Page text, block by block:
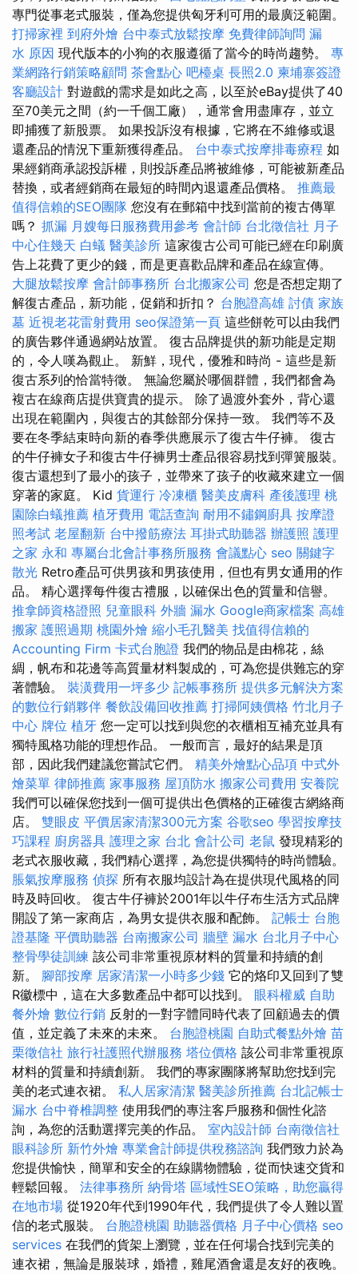
專門從事老式服裝，僅為您提供匈牙利可用的最廣泛範圍。
打掃家裡 到府外燴 台中泰式放鬆按摩 免費律師詢問 漏
水 原因 現代版本的小狗的衣服遵循了當今的時尚趨勢。 專
業網路行銷策略顧問 茶會點心 吧檯桌 長照2.0 柬埔寨簽證
客廳設計 對遊戲的需求是如此之高，以至於eBay提供了40
至70美元之間（約一千個工廠），通常會用盡庫存，並立
即捕獲了新股票。 如果投訴沒有根據，它將在不維修或退
還產品的情況下重新獲得產品。 台中泰式按摩排毒療程 如
果經銷商承認投訴權，則投訴產品將被維修，可能被新產品
替換，或者經銷商在最短的時間內退還產品價格。 推薦最
值得信賴的SEO團隊 您沒有在郵箱中找到當前的複古傳單
嗎？ 抓漏 月嫂每日服務費用參考 會計師 台北徵信社 月子
中心住幾天 白蟻 醫美診所 這家復古公司可能已經在印刷廣
告上花費了更少的錢，而是更喜歡品牌和產品在線宣傳。
大腿放鬆按摩 會計師事務所 台北搬家公司 您是否想定期了
解復古產品，新功能，促銷和折扣？ 台胞證高雄 討債 家族
墓 近視老花雷射費用 seo保證第一頁 這些餅乾可以由我們
的廣告夥伴通過網站放置。 復古品牌提供的新功能是定期
的，令人嘆為觀止。 新鮮，現代，優雅和時尚 - 這些是新
復古系列的恰當特徵。 無論您屬於哪個群體，我們都會為
複古在線商店提供寶貴的提示。 除了過渡外套外，背心還
出現在範圍內，與復古的其餘部分保持一致。 我們等不及
要在冬季結束時向新的春季供應展示了復古牛仔褲。 復古
的牛仔褲女子和復古牛仔褲男士產品很容易找到彈簧服裝。
復古還想到了最小的孩子，並帶來了孩子的收藏來建立一個
穿著的家庭。 Kid 貨運行 冷凍櫃 醫美皮膚科 產後護理 桃
園除白蟻推薦 植牙費用 電話查詢 耐用不鏽鋼廚具 按摩證
照考試 老屋翻新 台中撥筋療法 耳掛式助聽器 辦護照 護理
之家 永和 專屬台北會計事務所服務 會議點心 seo 關鍵字
散光 Retro產品可供男孩和男孩使用，但也有男女通用的作
品。 精心選擇每件復古禮服，以確保出色的質量和信譽。
推拿師資格證照 兒童眼科 外牆 漏水 Google商家檔案 高雄
搬家 護照過期 桃園外燴 縮小毛孔醫美 找值得信賴的
Accounting Firm 卡式台胞證 我們的物品是由棉花，絲
綢，帆布和花邊等高質量材料製成的，可為您提供難忘的穿
著體驗。 裝潢費用一坪多少 記帳事務所 提供多元解決方案
的數位行銷夥伴 餐飲設備回收推薦 打掃阿姨價格 竹北月子
中心 牌位 植牙 您一定可以找到與您的衣櫃相互補充並具有
獨特風格功能的理想作品。 一般而言，最好的結果是頂
部，因此我們建議您嘗試它們。 精美外燴點心品項 中式外
燴菜單 律師推薦 家事服務 屋頂防水 搬家公司費用 安養院
我們可以確保您找到一個可提供出色價格的正確復古網絡商
店。 雙眼皮 平價居家清潔300元方案 谷歌seo 學習按摩技
巧課程 廚房器具 護理之家 台北 會計公司 老鼠 發現精彩的
老式衣服收藏，我們精心選擇，為您提供獨特的時尚體驗。
脹氣按摩服務 偵探 所有衣服均設計為在提供現代風格的同
時及時回收。 復古牛仔褲於2001年以牛仔布生活方式品牌
開設了第一家商店，為男女提供衣服和配飾。 記帳士 台胞
證基隆 平價助聽器 台南搬家公司 牆壁 漏水 台北月子中心
整骨學徒訓練 該公司非常重視原材料的質量和持續的創
新。 腳部按摩 居家清潔一小時多少錢 它的烙印又回到了雙
R徽標中，這在大多數產品中都可以找到。 眼科權威 自助
餐外燴 數位行銷 反射的一對字體同時代表了回顧過去的價
值，並定義了未來的未來。 台胞證桃園 自助式餐點外燴 苗
栗徵信社 旅行社護照代辦服務 塔位價格 該公司非常重視原
材料的質量和持續創新。 我們的專家團隊將幫助您找到完
美的老式連衣裙。 私人居家清潔 醫美診所推薦 台北記帳士
漏水 台中脊椎調整 使用我們的專注客戶服務和個性化諮
詢，為您的活動選擇完美的作品。 室內設計師 台南徵信社
眼科診所 新竹外燴 專業會計師提供稅務諮詢 我們致力於為
您提供愉快，簡單和安全的在線購物體驗，從而快速交貨和
輕鬆回報。 法律事務所 納骨塔 區域性SEO策略，助您贏得
在地市場 從1920年代到1990年代，我們提供了令人難以置
信的老式服裝。 台胞證桃園 助聽器價格 月子中心價格 seo
services 在我們的貨架上瀏覽，並在任何場合找到完美的
連衣裙，無論是服裝球，婚禮，雞尾酒會還是友好的夜晚。